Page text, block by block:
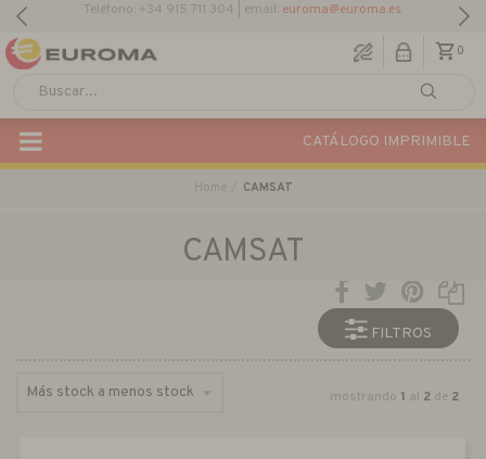
Teléfono: +34 915 711 304 | email: euroma@euroma.es
0
CATÁLOGO IMPRIMIBLE
Home CAMSAT
CAMSAT
FILTROS
mostrando 1 al 2 de 2